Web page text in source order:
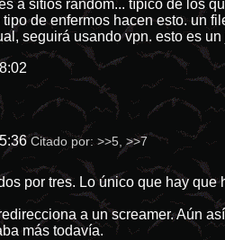
a sitios random... típico de los
de enfermos hacen esto. un
seguirá usando vpn. esto es
Citado por:>>5,>>7
por tres. Lo único que hay que
a un screamer. Aún
más todavía.